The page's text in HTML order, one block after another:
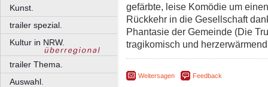
Kunst.
trailer spezial.
Kultur in NRW.
trailer Thema.
Auswahl.
gefärbte, leise Komödie um
Rückkehr in die Gesellschaft
Phantasie der Gemeinde (Die
tragikomisch und
Weitersagen Feedback